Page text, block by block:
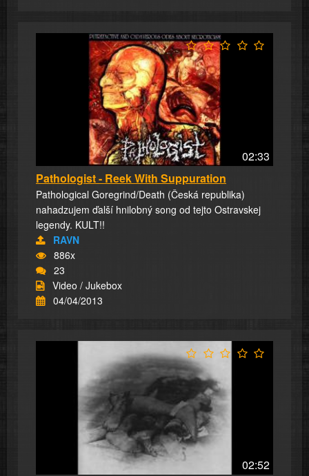
02:33
Pathologist - Reek With Suppuration
Pathological Goregrind/Death (Česká republika)
nahadzujem ďalší hnilobný song od tejto Ostravskej
legendy. KULT!!
RAVN
886x
23
Video / Jukebox
04/04/2013
02:52